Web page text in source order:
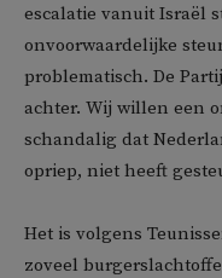
escalatie vanuit Israël
onvoorwaardelijke
problematisch. De
achter. Wij willen een
schandalig dat
opriep, niet heeft
Het is volgens
zoveel